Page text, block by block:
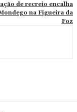
de recreio encalha
na Figueira da
Foz